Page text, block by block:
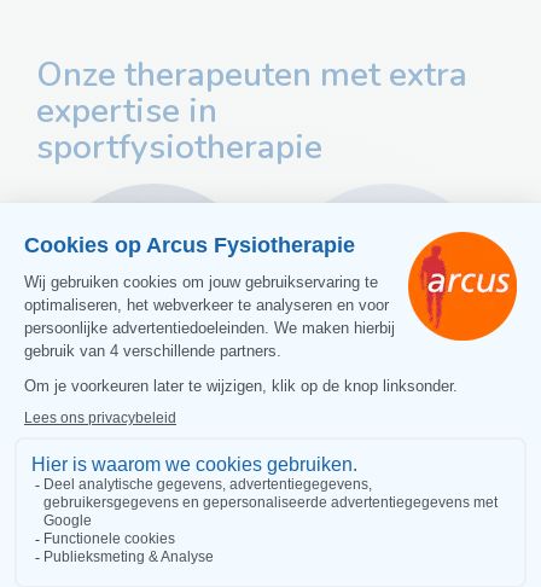
Onze therapeuten met extra
expertise in
sportfysiotherapie
Ellen van den Brink